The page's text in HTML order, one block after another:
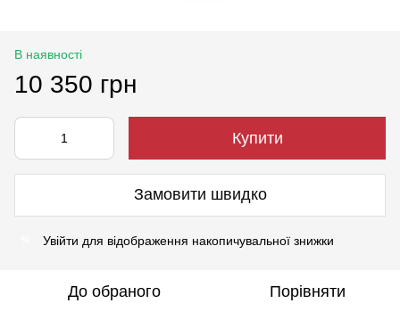
В наявності
10 350 грн
Купити
Замовити швидко
Увійти для відображення накопичувальної знижки
До обраного Порівняти